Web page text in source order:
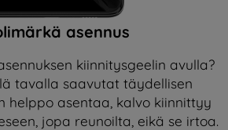
asennus
kiinnitysgeelin avulla?
tavalla saavutat täydellisen
helppo asentaa, kalvo kiinnittyy
jopa reunoilta, eikä se irtoa.